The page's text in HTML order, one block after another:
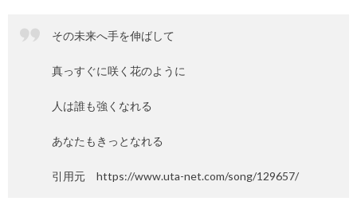
その未来へ手を伸ばして
真っすぐに咲く花のように
人は誰も強くなれる
あなたもきっとなれる
引用元 https://www.uta-net.com/song/129657/